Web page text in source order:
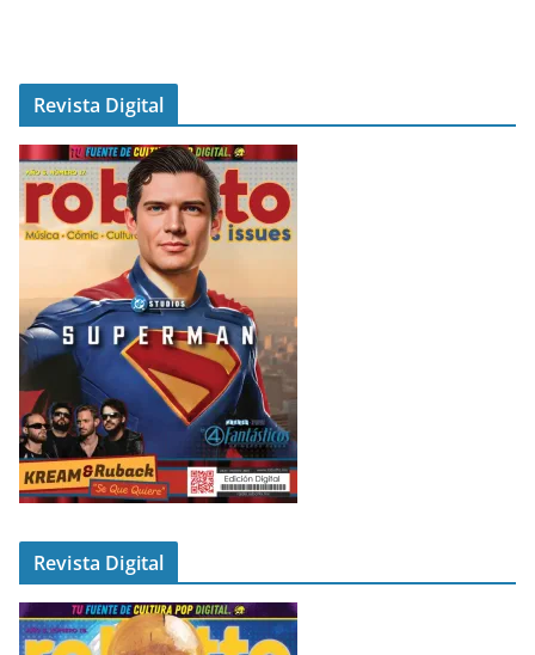
Revista Digital
Revista Digital